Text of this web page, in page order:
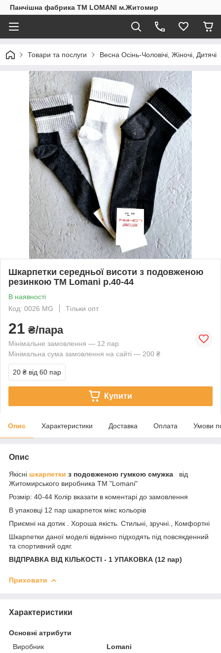
Панчішна фабрика ТМ LOMANI м.Житомир
Товари та послуги Весна Осінь-Чоловічі, Жіночі, Дитячі
Шкарпетки середньої висоти з подовженою
резинкою ТМ Lomani р.40-44
В наявності
Код: 0026 МG
Тільки опт
21 ₴/пара
Мінімальне замовлення — 12 пар
Мінімальна сума замовлення на сайті — 200 ₴
20 ₴ від 60 пар
Купити
Опис Характеристики Доставка Оплата Умови
Опис
Якісні шкарпетки з подовженою гумкою смужка
від
Житомирського виробника ТМ "Lomani"
Розмір: 40-44 Колір вказати в коментарі до замовлення
В упаковці 12 пар шкарпеток мікс кольорів
Приємні на дотик . Хороша якість. Стильні, зручні., Комфортні
Шкарпетки даної моделі відмінно підходять під повсякденний
та спортивний одяг.
ВІДПРАВКА ВІД КІЛЬКОСТІ - 1 УПАКОВКА (12 пар)
Приховати
Характеристики
Основні атрибути
Виробник
Lomani